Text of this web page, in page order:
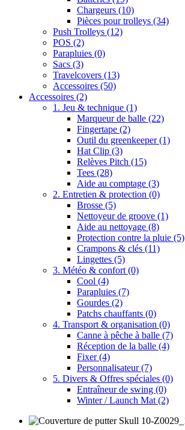
Chargeurs (10)
Pièces pour trolleys (34)
Push Trolleys (12)
POS (2)
Parapluies (0)
Sacs (3)
Travelcovers (13)
Accessoires (50)
Accessoires (2)
1. Jeu & technique (1)
Marqueur de balle (22)
Fingertape (2)
Outil du greenkeeper(1)
Hat Clip (3)
Relèves Pitch (15)
Tees (28)
Aide au comptage (3)
2. Entretien & protection (0)
Brosse (5)
Nettoyeur de groove (1)
Aide au nettoyage (8)
Protection contre la pluie (5)
Crampons & clés (11)
Lingettes (5)
3. Météo & confort (0)
Cool (4)
Parapluies (7)
Gourdes (2)
Patchs chauffants (0)
4. Transport & organisation (0)
Canne à pêche à balle (7)
Réception de la balle (4)
Fixer(4)
Personnalisateur(7)
5. Divers & Offres spéciales (0)
Entraîneur de swing (0)
Winter / Launch Mat (2)